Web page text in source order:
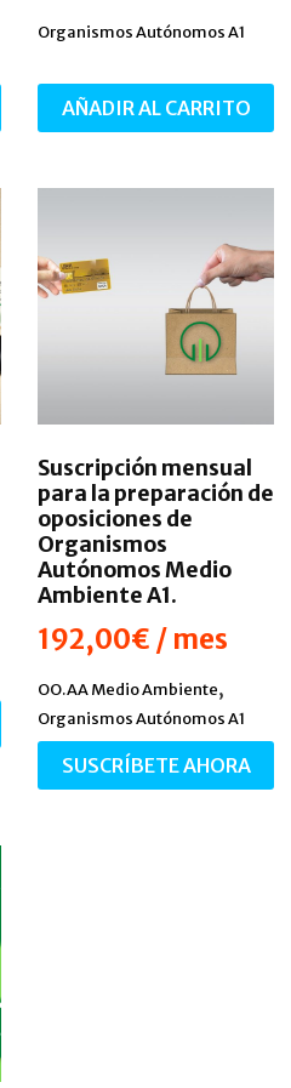
Organismos Autónomos A1
AÑADIR AL CARRITO
Suscripción mensual
para la preparación de
oposiciones de
Organismos
Autónomos Medio
Ambiente A1.
192,00€ / mes
OO.AA Medio Ambiente,
Organismos Autónomos A1
SUSCRÍBETE AHORA